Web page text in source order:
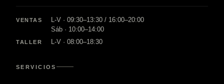
VENTAS
L-V · 09:30–13:30 / 16:00–20:00
Sáb · 10:00–14:00
TALLER L-V · 08:00–18:30
SERVICIOS